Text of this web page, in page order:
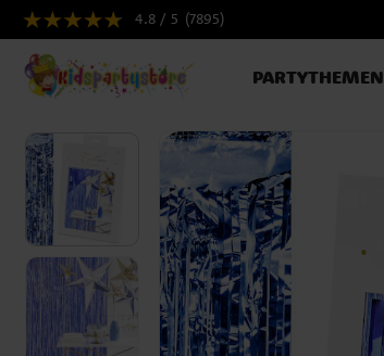
4.8 / 5 (7895)
PARTYTHEMEN